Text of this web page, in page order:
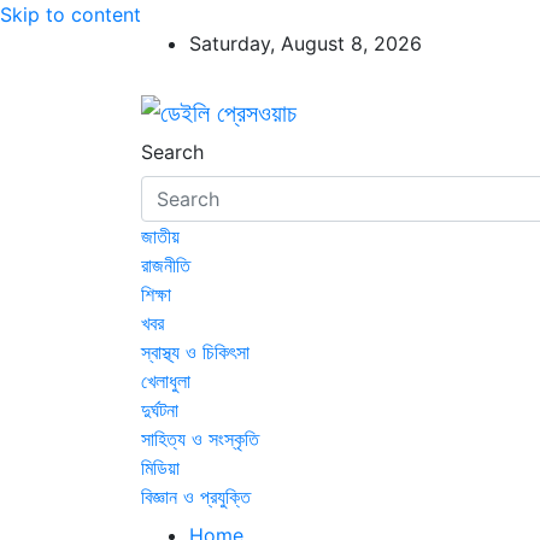
Skip to content
Saturday, August 8, 2026
ডেইলি প্রেসওয়াচ
ডেইলি প্রেসওয়াচ মুক্তিযুদ্ধের চেতনায় উদ্বুদ্ধ
Search
জাতীয়
রাজনীতি
শিক্ষা
খবর
স্বাস্থ্য ও চিকিৎসা
খেলাধুলা
দুর্ঘটনা
সাহিত্য ও সংস্কৃতি
মিডিয়া
বিজ্ঞান ও প্রযুক্তি
Home